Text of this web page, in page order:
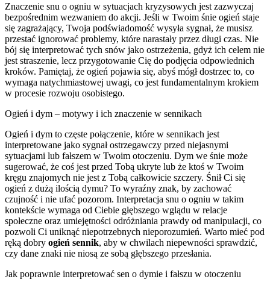
Znaczenie snu o ogniu w sytuacjach kryzysowych jest zazwyczaj
bezpośrednim wezwaniem do akcji. Jeśli w Twoim śnie ogień staje
się zagrażający, Twoja podświadomość wysyła sygnał, że musisz
przestać ignorować problemy, które narastały przez długi czas. Nie
bój się interpretować tych snów jako ostrzeżenia, gdyż ich celem nie
jest straszenie, lecz przygotowanie Cię do podjęcia odpowiednich
kroków. Pamiętaj, że ogień pojawia się, abyś mógł dostrzec to, co
wymaga natychmiastowej uwagi, co jest fundamentalnym krokiem
w procesie rozwoju osobistego.
Ogień i dym – motywy i ich znaczenie w sennikach
Ogień i dym to częste połączenie, które w sennikach jest
interpretowane jako sygnał ostrzegawczy przed niejasnymi
sytuacjami lub fałszem w Twoim otoczeniu. Dym we śnie może
sugerować, że coś jest przed Tobą ukryte lub że ktoś w Twoim
kręgu znajomych nie jest z Tobą całkowicie szczery. Śnił Ci się
ogień z dużą ilością dymu? To wyraźny znak, by zachować
czujność i nie ufać pozorom. Interpretacja snu o ogniu w takim
kontekście wymaga od Ciebie głębszego wglądu w relacje
społeczne oraz umiejętności odróżniania prawdy od manipulacji, co
pozwoli Ci uniknąć niepotrzebnych nieporozumień. Warto mieć pod
ręką dobry ogień sennik, aby w chwilach niepewności sprawdzić,
czy dane znaki nie niosą ze sobą głębszego przesłania.
Jak poprawnie interpretować sen o dymie i fałszu w otoczeniu